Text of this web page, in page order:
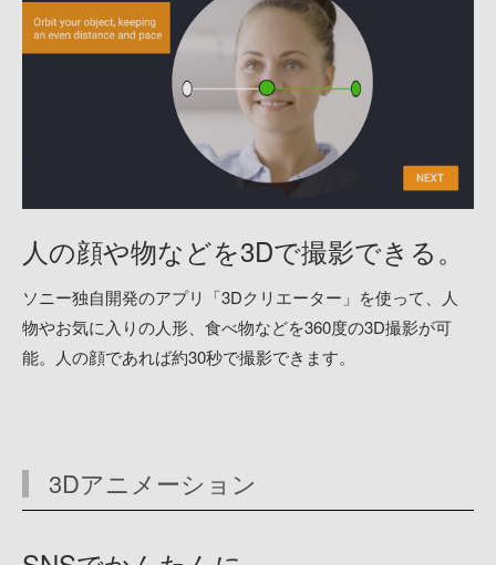
人の顔や物などを3Dで撮影できる。
ソニー独自開発のアプリ「3Dクリエーター」を使って、人
物やお気に入りの人形、食べ物などを360度の3D撮影が可
能。人の顔であれば約30秒で撮影できます。
3Dアニメーション